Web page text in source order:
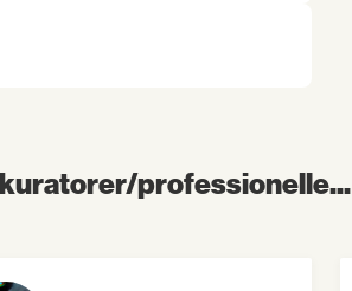
kuratorer/professionelle...